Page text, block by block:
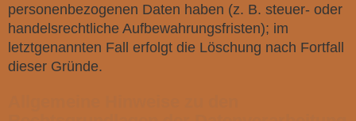
personenbezogenen Daten haben (z. B. steuer- oder
handelsrechtliche Aufbewahrungsfristen); im
letztgenannten Fall erfolgt die Löschung nach Fortfall
dieser Gründe.